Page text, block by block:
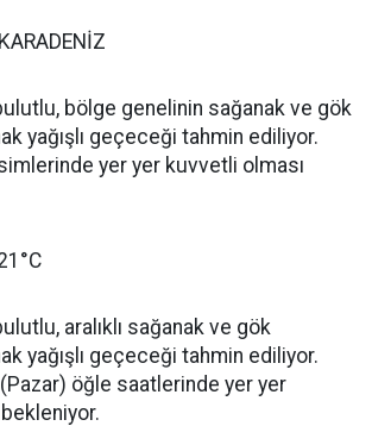
bölge genelinin sağanak ve gök
yağışlı geçeceği tahmin ediliyor.
yer yer kuvvetli olması
aralıklı sağanak ve gök
yağışlı geçeceği tahmin ediliyor.
(Pazar) öğle saatlerinde yer yer